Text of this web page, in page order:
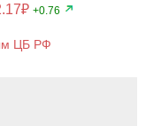
+0.76
ЦБ РФ